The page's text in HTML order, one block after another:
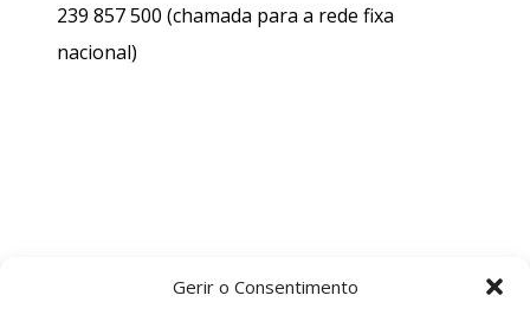
Gerir o Consentimento
239 857 500 (chamada para a rede fixa
nacional)